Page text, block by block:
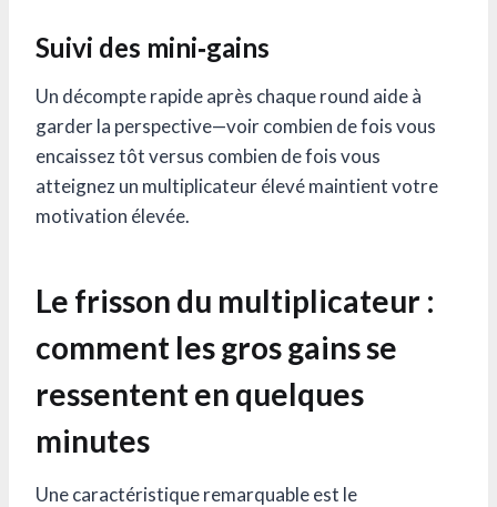
Suivi des mini‑gains
Un décompte rapide après chaque round aide à
garder la perspective—voir combien de fois vous
encaissez tôt versus combien de fois vous
atteignez un multiplicateur élevé maintient votre
motivation élevée.
Le frisson du multiplicateur :
comment les gros gains se
ressentent en quelques
minutes
Une caractéristique remarquable est le